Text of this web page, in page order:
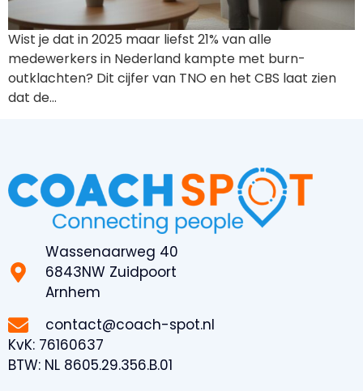
Wist je dat in 2025 maar liefst 21% van alle
medewerkers in Nederland kampte met burn-
outklachten? Dit cijfer van TNO en het CBS laat zien
dat de…
Wassenaarweg 40
6843NW Zuidpoort
Arnhem
contact@coach-spot.nl
KvK: 76160637
BTW: NL 8605.29.356.B.01